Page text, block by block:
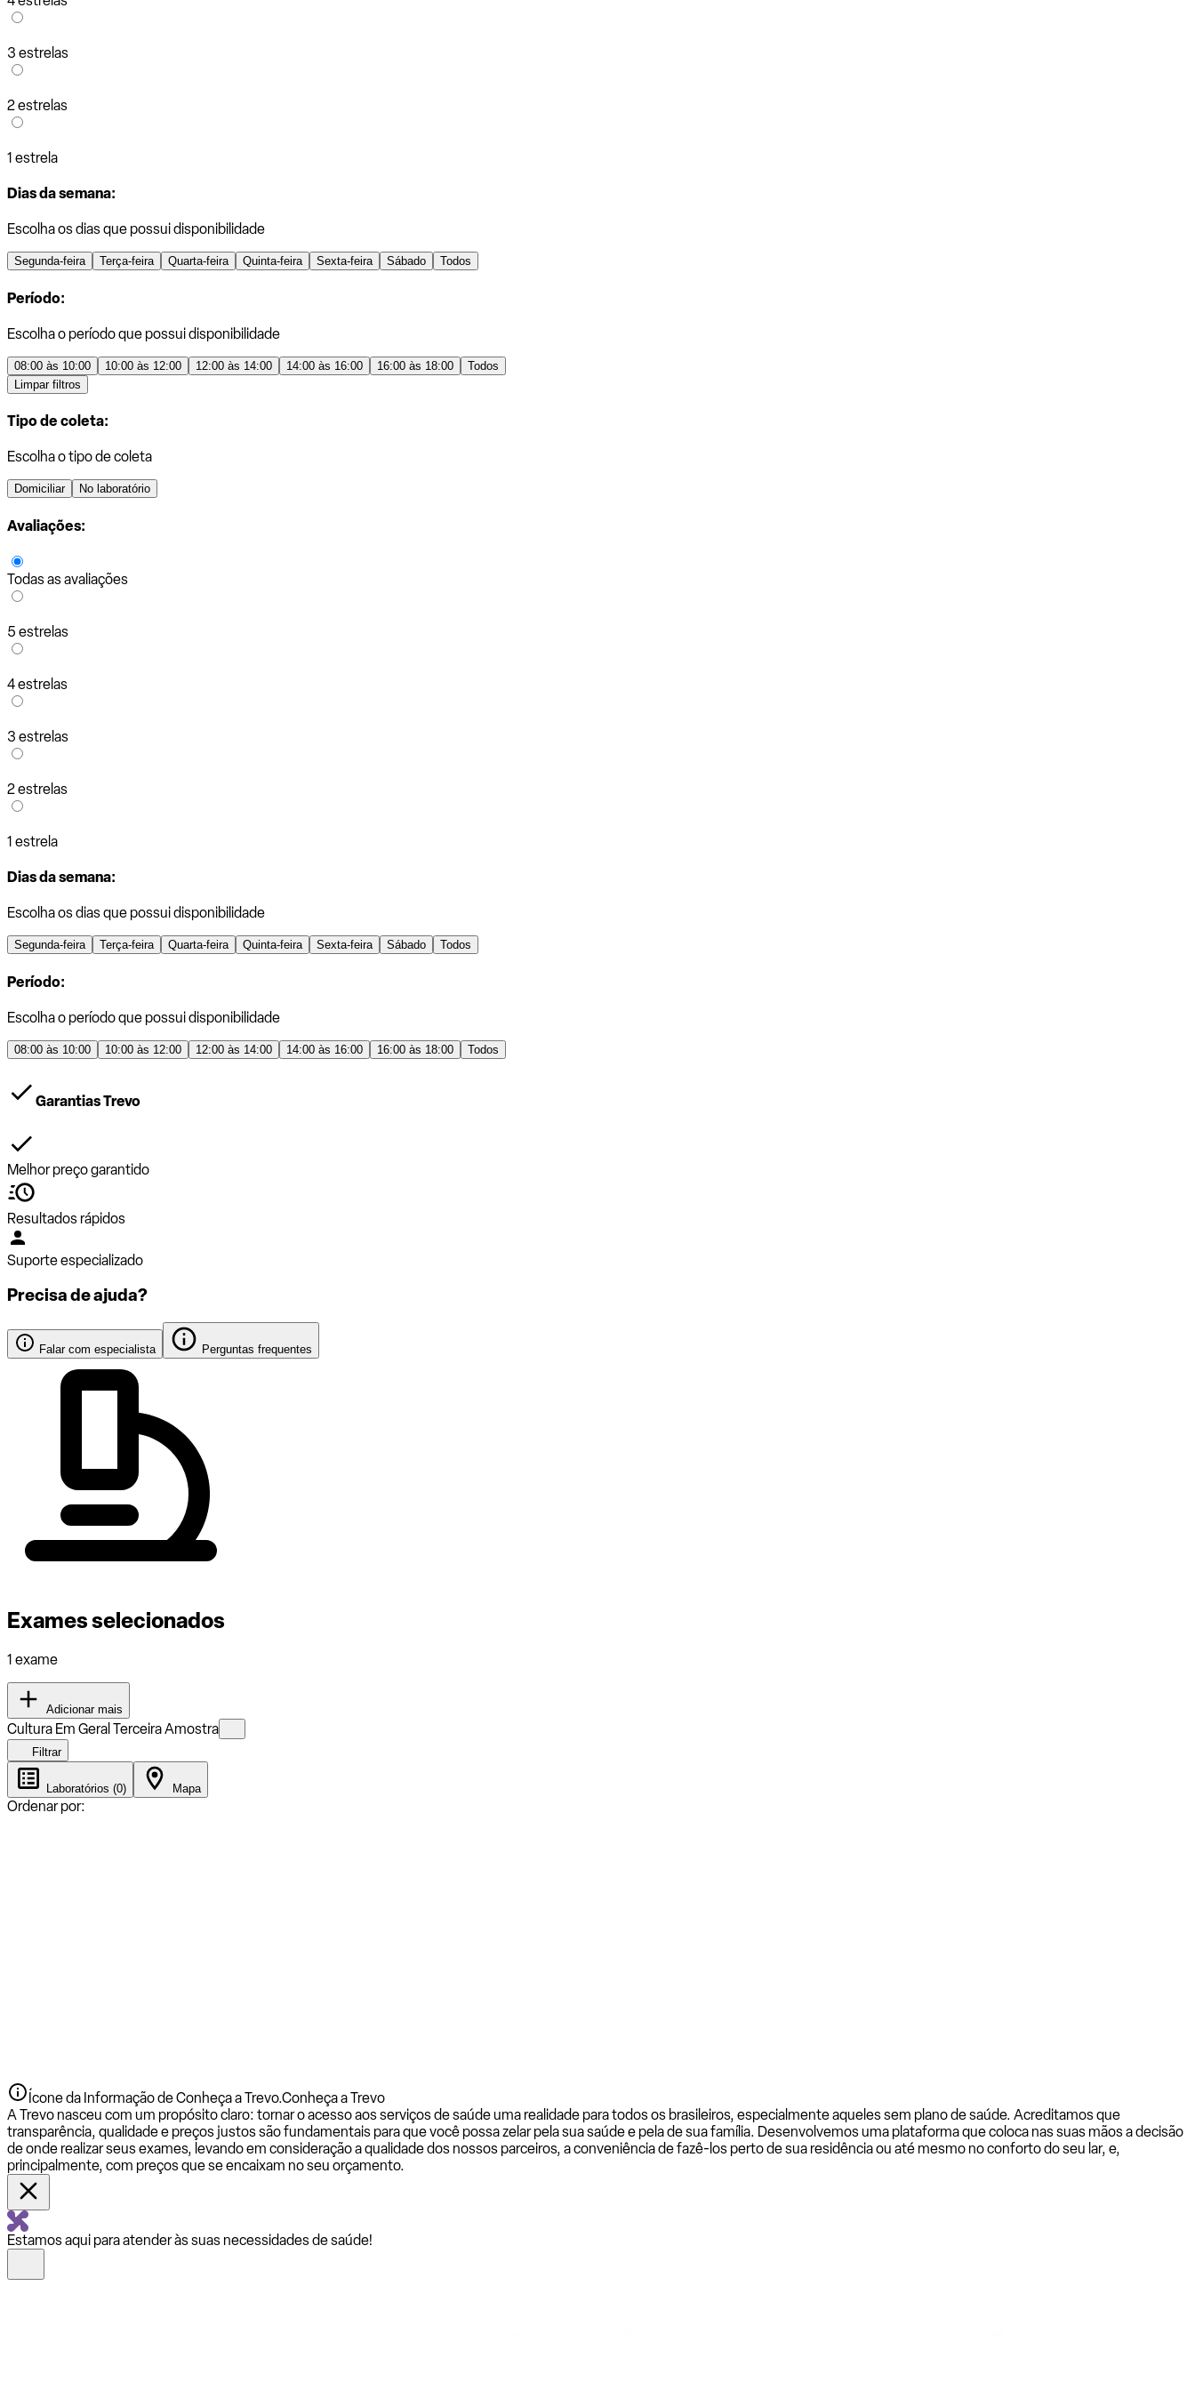
3 estrelas
2 estrelas
1 estrela
Dias da semana:
Escolha os dias que possui disponibilidade
Segunda-feira Terça-feira Quarta-feira Quinta-feira Sexta-feira Sábado Todos
Período:
Escolha o período que possui disponibilidade
08:00 às 10:00 10:00 às 12:00 12:00 às 14:00 14:00 às 16:00 16:00 às 18:00
Todos
Limpar filtros
Tipo de coleta:
Escolha o tipo de coleta
Domiciliar No laboratório
Avaliações:
Todas as avaliações
5 estrelas
4 estrelas
3 estrelas
2 estrelas
1 estrela
Dias da semana:
Escolha os dias que possui disponibilidade
Segunda-feira Terça-feira Quarta-feira Quinta-feira Sexta-feira Sábado Todos
Período:
Escolha o período que possui disponibilidade
08:00 às 10:00 10:00 às 12:00 12:00 às 14:00 14:00 às 16:00 16:00 às 18:00 Todos
Garantias Trevo
Melhor preço garantido
Resultados rápidos
Suporte especializado
Precisa de ajuda?
Falar com especialista Perguntas frequentes
Exames selecionados
1 exame
Adicionar mais
Cultura Em Geral Terceira Amostra
Filtrar
Laboratórios (0) Mapa
Ordenar por:
Ícone da Informação de Conheça a Trevo.Conheça a Trevo
A Trevo nasceu com um propósito claro: tornar o acesso aos serviços de saúde uma realidade para todos os brasileiros, especialmente aqueles sem plano de saúde. Acreditamos que
transparência, qualidade e preços justos são fundamentais para que você possa zelar pela sua saúde e pela de sua família. Desenvolvemos uma plataforma que coloca nas suas mãos a decisão
de onde realizar seus exames, levando em consideração a qualidade dos nossos parceiros, a conveniência de fazê-los perto de sua residência ou até mesmo no conforto do seu lar, e,
principalmente, com preços que se encaixam no seu orçamento.
Estamos aqui para atender às suas necessidades de saúde!